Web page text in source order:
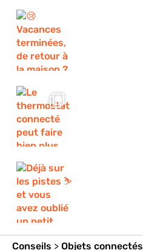
Conseils > Objets connectés